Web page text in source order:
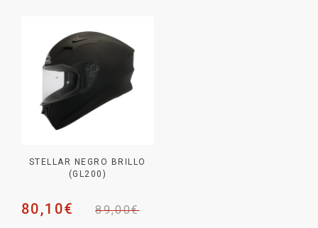
STELLAR NEGRO BRILLO
(GL200)
89,00€
80,10€